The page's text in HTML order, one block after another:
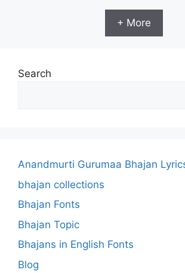
+ More
Search
Anandmurti Gurumaa Bhajan
bhajan collections
Bhajan Fonts
Bhajan Topic
Bhajans in English Fonts
Blog